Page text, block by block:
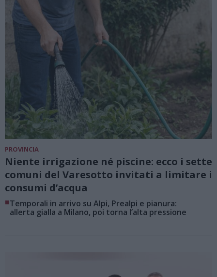
PROVINCIA
Niente irrigazione né piscine: ecco i sette
comuni del Varesotto invitati a limitare i
consumi d’acqua
■Temporali in arrivo su Alpi, Prealpi e pianura:
allerta gialla a Milano, poi torna l’alta pressione